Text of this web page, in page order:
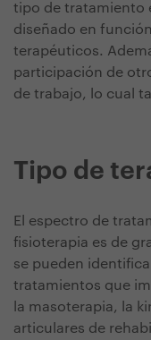
tipo de tratamiento
diseñado en
terapéuticos.
participación de
de trabajo, lo cual
Tipo de
El espectro de
fisioterapia es de
se pueden
tratamientos que
la masoterapia, la
articulares de